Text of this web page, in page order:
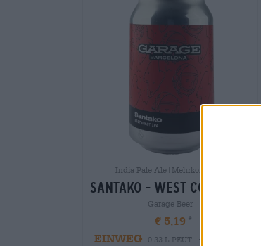
India Pale Ale|Mehrkornbiere
santako - west coast ipa
Garage Beer
€ 5,19
EINWEG
0,33 L PEUT - € 15,73 / LTR